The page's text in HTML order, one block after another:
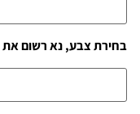
בחירת צבע, נא רשום